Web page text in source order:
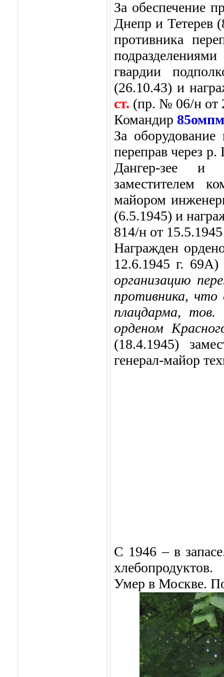
За обеспечение
Днепр и Тетерев
противника
гвардии
(26.10.43) и
ст. (пр. № 06/н от
Командир
За
переправ через
Дангер-зее и
заместителем
майором
(6.5.1945) и
814/н от
Награжден
12.6.1945 г.
организацию
противника, что
плацдарма, тов.
орденом
(18.4.1945)
генерал-майор
С 1946 – в
хлебопродуктов.
Умер в Москве.